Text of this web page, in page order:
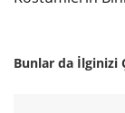
Bunlar da İlginizi